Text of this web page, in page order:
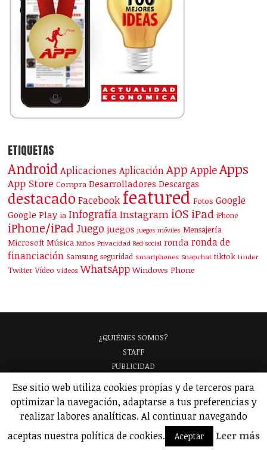
ETIQUETAS
Android Aplicaciones Aplicación App AppleApps
App Store Compra Desarrolladores Descargas
destacado Facebook featured Fotos Google
Google Play ia InfografíaInstagram iOS iPad iPhone
iPhone/iPad Juego juegos juegos móviles Mensajería
Microsoft Música Niños Privacidad Red social ronda ronda de
financiación Samsung seguridad smartphones Snapchat tiktok tinder
Twitter Vídeo Vídeos WhatsApp Windows Phone
¿QUIÉNES SOMOS?
STAFF
PUBLICIDAD
ANALIZAMOS TU APP
GLOSARIO
POLÍTICA DE PRIVACIDAD
AVISO LEGAL
© 2026 Applicantes – Información sobre apps y juegos para móviles.
Ese sitio web utiliza cookies propias y de terceros para